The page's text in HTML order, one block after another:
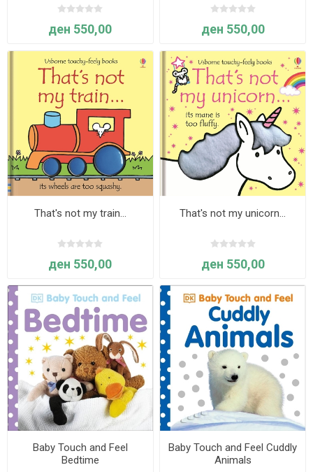
ден 550,00 ден 550,00
That's not my train…
ден 550,00
That's not my unicorn…
ден 550,00
Baby Touch and Feel
Bedtime
Baby Touch and Feel Cuddly
Animals